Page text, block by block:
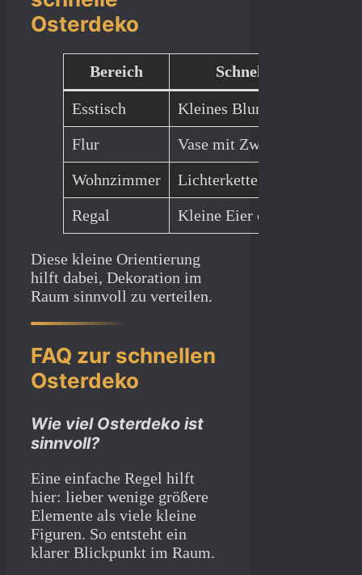
Osterdeko
Bereich Schnelle Lösung
Esstisch
Kleines
Flur
Vase mit Zweigen
Wohnzimmer
Lichterkette auf
Regal
Kleine Eier oder Figuren
Diese kleine Orientierung
hilft dabei, Dekoration im
Raum sinnvoll zu verteilen.
FAQ zur schnellen
Osterdeko
Wie viel Osterdeko ist
sinnvoll?
Eine einfache Regel hilft
hier: lieber wenige größere
Elemente als viele kleine
Figuren. So entsteht ein
klarer Blickpunkt im Raum.